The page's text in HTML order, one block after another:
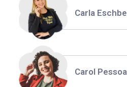
Carla
Carol Pessoa